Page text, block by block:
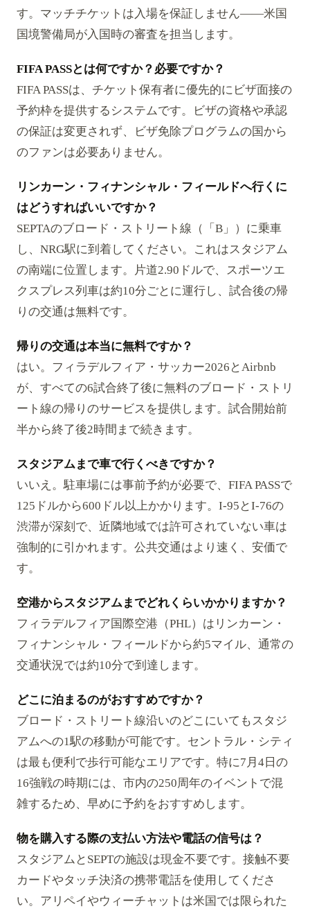
す。マッチチケットは入場を保証しません——米国
国境警備局が入国時の審査を担当します。
FIFA PASSとは何ですか？必要ですか？
FIFA PASSは、チケット保有者に優先的にビザ面接の
予約枠を提供するシステムです。ビザの資格や承認
の保証は変更されず、ビザ免除プログラムの国から
のファンは必要ありません。
リンカーン・フィナンシャル・フィールドへ行くに
はどうすればいいですか？
SEPTAのブロード・ストリート線（「B」）に乗車
し、NRG駅に到着してください。これはスタジアム
の南端に位置します。片道2.90ドルで、スポーツエ
クスプレス列車は約10分ごとに運行し、試合後の帰
りの交通は無料です。
帰りの交通は本当に無料ですか？
はい。フィラデルフィア・サッカー2026とAirbnb
が、すべての6試合終了後に無料のブロード・ストリ
ート線の帰りのサービスを提供します。試合開始前
半から終了後2時間まで続きます。
スタジアムまで車で行くべきですか？
いいえ。駐車場には事前予約が必要で、FIFA PASSで
125ドルから600ドル以上かかります。I-95とI-76の
渋滞が深刻で、近隣地域では許可されていない車は
強制的に引かれます。公共交通はより速く、安価で
す。
空港からスタジアムまでどれくらいかかりますか？
フィラデルフィア国際空港（PHL）はリンカーン・
フィナンシャル・フィールドから約5マイル、通常の
交通状況では約10分で到達します。
どこに泊まるのがおすすめですか？
ブロード・ストリート線沿いのどこにいてもスタジ
アムへの1駅の移動が可能です。セントラル・シティ
は最も便利で歩行可能なエリアです。特に7月4日の
16強戦の時期には、市内の250周年のイベントで混
雑するため、早めに予約をおすすめします。
物を購入する際の支払い方法や電話の信号は？
スタジアムとSEPTの施設は現金不要です。接触不要
カードやタッチ決済の携帯電話を使用してくださ
い。アリペイやウィーチャットは米国では限られた